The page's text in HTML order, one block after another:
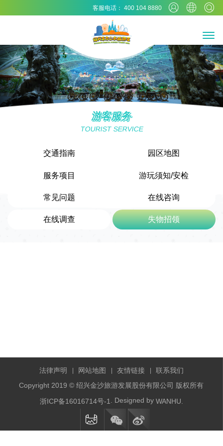
客服电话： 400 104 8880
游客服务
TOURIST SERVICE
交通指南 园区地图
服务项目 游玩须知/安检
常见问题 在线咨询
在线调查 失物招领
法律声明 网站地图 友情链接
联系我们
Copyright 2019 © 绍兴金沙旅游发展股份有限公司 版权所有
浙ICP备16016714号-1 . Designed by WANHU.